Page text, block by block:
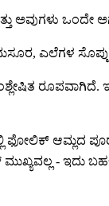
ಅವುಗಳು ಒಂದೇ
ಎಲೆಗಳ
ಆಮ್ಲದ
- ಇದು